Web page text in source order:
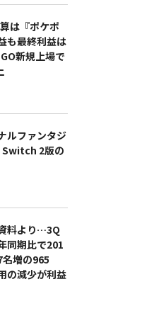
は『ポケポ
も最終利益は
新規上場で
ルファンタジ
2版の
料より…3Q
同期比で201
増の965
の減少が利益